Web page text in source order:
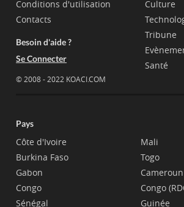
Conditions d'utilisation
Contacts
Besoin d'aide ?
Se Connecter
© 2008 - 2022 KOACI.COM
Culture
Tribune
Santé
Pays
Côte d'Ivoire
Burkina Faso
Gabon
Congo
Sénégal
Mali
Togo
Cameroun
Congo
Guinée